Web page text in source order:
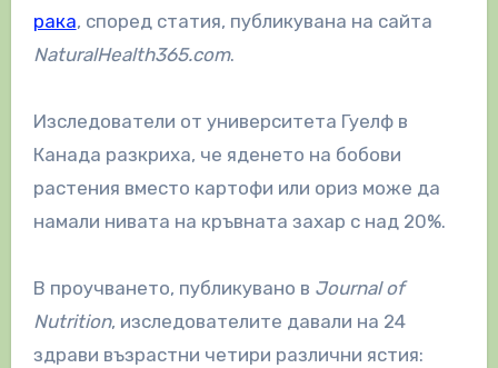
рака, според статия, публикувана на сайта
NaturalHealth365.com.
Изследователи от университета Гуелф в
Канада разкриха, че яденето на бобови
растения вместо картофи или ориз може да
намали нивата на кръвната захар с над 20%.
В проучването, публикувано в Journal of
Nutrition, изследователите давали на 24
здрави възрастни четири различни ястия: